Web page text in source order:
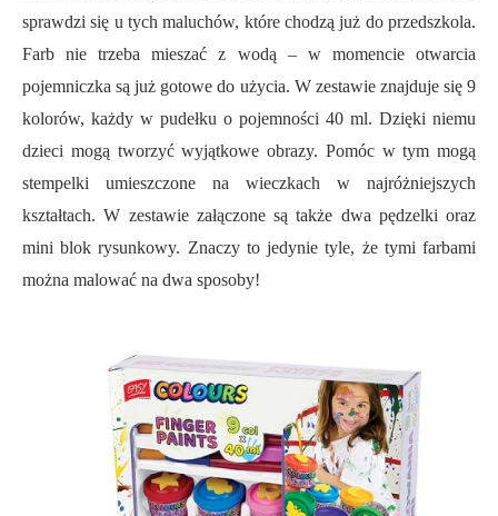
sprawdzi się u tych maluchów, które chodzą już do przedszkola.
Farb nie trzeba mieszać z wodą – w momencie otwarcia
pojemniczka są już gotowe do użycia. W zestawie znajduje się 9
kolorów, każdy w pudełku o pojemności 40 ml. Dzięki niemu
dzieci mogą tworzyć wyjątkowe obrazy. Pomóc w tym mogą
stempelki umieszczone na wieczkach w najróżniejszych
kształtach. W zestawie załączone są także dwa pędzelki oraz
mini blok rysunkowy. Znaczy to jedynie tyle, że tymi farbami
można malować na dwa sposoby!